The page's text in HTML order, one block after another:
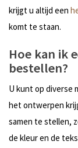
krijgt u altijd een
komt te staan.
Hoe kan ik
bestellen?
U kunt op diverse
het ontwerpen
samen te stellen,
de kleur en de